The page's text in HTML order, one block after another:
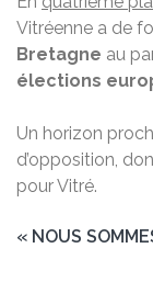
Vitréenne a de
Bretagne au
élections
Un horizon
d’opposition,
pour Vitré.
« NOUS